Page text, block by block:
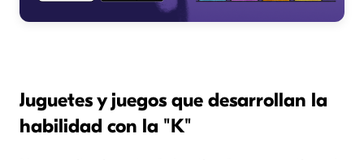
Juguetes y juegos que desarrollan la
habilidad con la "K"